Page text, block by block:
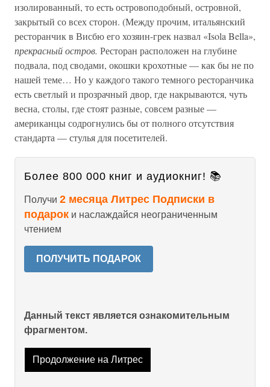
изолированный, то есть островоподобный, островной,
закрытый со всех сторон. (Между прочим, итальянский
ресторанчик в Висбю его хозяин-грек назвал «Isola Bella»,
прекрасный остров. Ресторан расположен на глубине
подвала, под сводами, окошки крохотные — как бы не по
нашей теме… Но у каждого такого темного ресторанчика
есть светлый и прозрачный двор, где накрываются, чуть
весна, столы, где стоят разные, совсем разные —
американцы содрогнулись бы от полного отсутствия
стандарта — стулья для посетителей.
Более 800 000 книг и аудиокниг! 📚
Получи 2 месяца Литрес Подписки в
подарок и наслаждайся неограниченным
чтением
ПОЛУЧИТЬ ПОДАРОК
Данный текст является ознакомительным
фрагментом.
Продолжение на Литрес